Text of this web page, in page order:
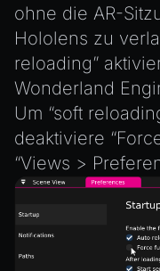
ohne die AR-
Hololens zu
reloading”
Wonderland
Um “soft
deaktiviere
“Views >